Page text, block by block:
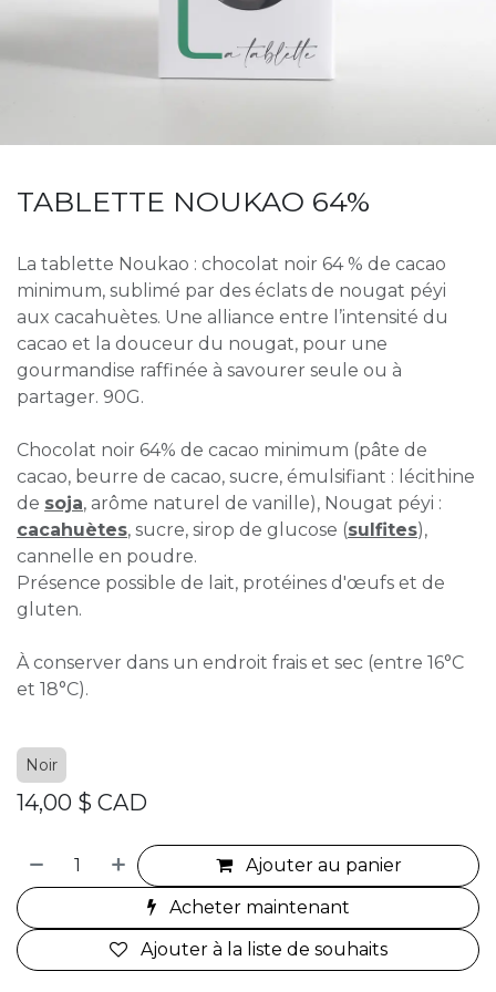
TABLETTE NOUKAO 64%
La tablette Noukao : chocolat noir 64 % de cacao
minimum, sublimé par des éclats de nougat péyi
aux cacahuètes. Une alliance entre l’intensité du
cacao et la douceur du nougat, pour une
gourmandise raffinée à savourer seule ou à
partager. 90G.
Chocolat noir 64% de cacao minimum (pâte de
cacao, beurre de cacao, sucre, émulsifiant : lécithine
de soja, arôme naturel de vanille), Nougat péyi :
cacahuètes, sucre, sirop de glucose (sulfites),
cannelle en poudre.
Présence possible de lait, protéines d'œufs et de
gluten.
À conserver dans un endroit frais et sec (entre 16°C
et 18°C).
Noir
14,00 $ CAD
Ajouter au panier
Acheter maintenant
Ajouter à la liste de souhaits